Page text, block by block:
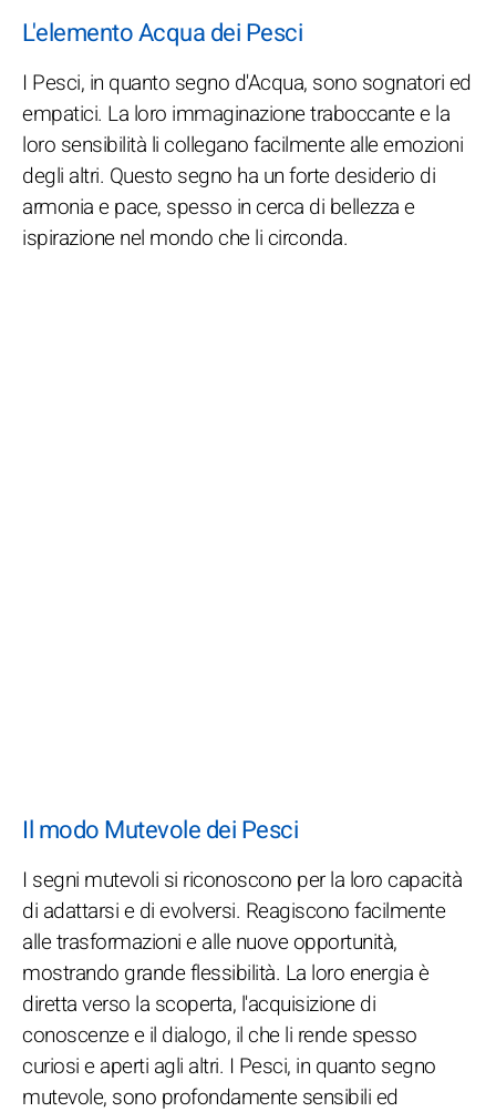
L'elemento Acqua dei Pesci
I Pesci, in quanto segno d'Acqua, sono sognatori ed
empatici. La loro immaginazione traboccante e la
loro sensibilità li collegano facilmente alle emozioni
degli altri. Questo segno ha un forte desiderio di
armonia e pace, spesso in cerca di bellezza e
ispirazione nel mondo che li circonda.
Il modo Mutevole dei Pesci
I segni mutevoli si riconoscono per la loro capacità
di adattarsi e di evolversi. Reagiscono facilmente
alle trasformazioni e alle nuove opportunità,
mostrando grande flessibilità. La loro energia è
diretta verso la scoperta, l'acquisizione di
conoscenze e il dialogo, il che li rende spesso
curiosi e aperti agli altri. I Pesci, in quanto segno
mutevole, sono profondamente sensibili ed